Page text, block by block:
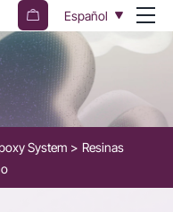
Español
System
Resinas